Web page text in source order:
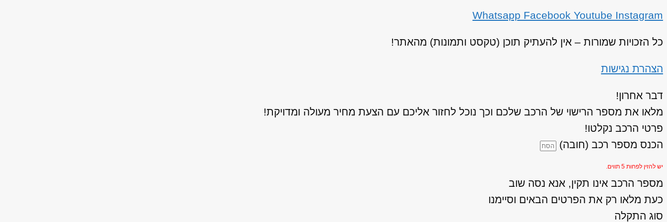
Whatsapp Facebook Youtube Instagram
כל הזכויות שמורות – אין להעתיק תוכן (טקסט ותמונות) מהאתר!
הצהרת נגישות
דבר אחרון!
מלאו את מספר הרישוי של הרכב שלכם וכך נוכל לחזור אליכם עם הצעת מחיר מעולה ומדויקת!
פרטי הרכב נקלטו!
הכנס מספר רכב (חובה)
יש להזין לפחות 5 תווים.
מספר הרכב אינו תקין, אנא נסה שוב
כעת מלאו רק את הפרטים הבאים וסיימנו
סוג התקלה